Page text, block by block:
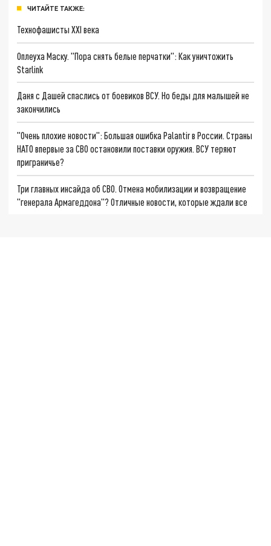
ЧИТАЙТЕ ТАКЖЕ:
Технофашисты XXI века
Оплеуха Маску. "Пора снять белые перчатки": Как уничтожить
Starlink
Даня с Дашей спаслись от боевиков ВСУ. Но беды для малышей не
закончились
"Очень плохие новости": Большая ошибка Palantir в России. Страны
НАТО впервые за СВО остановили поставки оружия. ВСУ теряют
приграничье?
Три главных инсайда об СВО. Отмена мобилизации и возвращение
"генерала Армагеддона"? Отличные новости, которые ждали все